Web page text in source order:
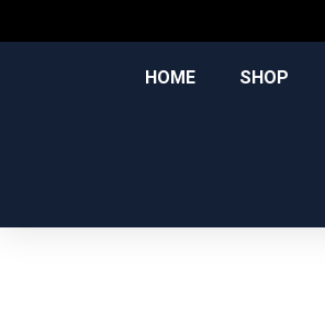
텐
HOME SHOP